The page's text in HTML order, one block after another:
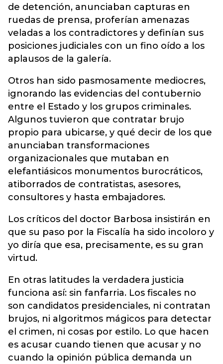
de detención, anunciaban capturas en
ruedas de prensa, proferían amenazas
veladas a los contradictores y definían sus
posiciones judiciales con un fino oído a los
aplausos de la galería.
Otros han sido pasmosamente mediocres,
ignorando las evidencias del contubernio
entre el Estado y los grupos criminales.
Algunos tuvieron que contratar brujo
propio para ubicarse, y qué decir de los que
anunciaban transformaciones
organizacionales que mutaban en
elefantiásicos monumentos burocráticos,
atiborrados de contratistas, asesores,
consultores y hasta embajadores.
Los críticos del doctor Barbosa insistirán en
que su paso por la Fiscalía ha sido incoloro y
yo diría que esa, precisamente, es su gran
virtud.
En otras latitudes la verdadera justicia
funciona así: sin fanfarria. Los fiscales no
son candidatos presidenciales, ni contratan
brujos, ni algoritmos mágicos para detectar
el crimen, ni cosas por estilo. Lo que hacen
es acusar cuando tienen que acusar y no
cuando la opinión pública demanda un